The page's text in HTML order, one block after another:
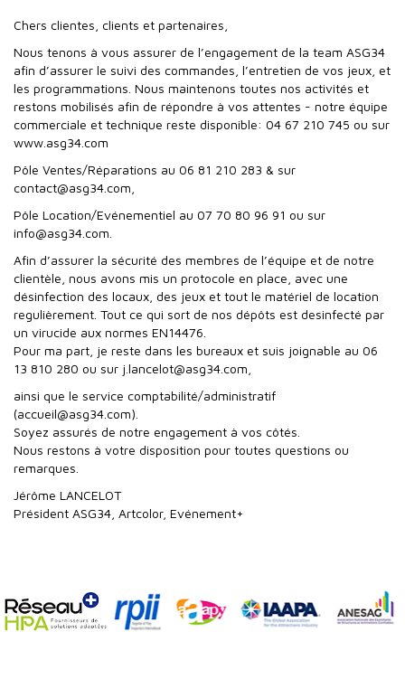
Chers clientes, clients et partenaires,
Nous tenons à vous assurer de l’engagement de la team ASG34
afin d’assurer le suivi des commandes, l’entretien de vos jeux, et
les programmations. Nous maintenons toutes nos activités et
restons mobilisés afin de répondre à vos attentes - notre équipe
commerciale et technique reste disponible: 04 67 210 745 ou sur
www.asg34.com
Pôle Ventes/Réparations au 06 81 210 283 & sur
contact@asg34.com,
Pôle Location/Evénementiel au 07 70 80 96 91 ou sur
info@asg34.com.
Afin d’assurer la sécurité des membres de l’équipe et de notre
clientèle, nous avons mis un protocole en place, avec une
désinfection des locaux, des jeux et tout le matériel de location
regulièrement. Tout ce qui sort de nos dépôts est desinfecté par
un virucide aux normes EN14476.
Pour ma part, je reste dans les bureaux et suis joignable au 06
13 810 280 ou sur j.lancelot@asg34.com,
ainsi que le service comptabilité/administratif
(accueil@asg34.com).
Soyez assurés de notre engagement à vos côtés.
Nous restons à votre disposition pour toutes questions ou
remarques.
Jérôme LANCELOT
Président ASG34, Artcolor, Evénement+